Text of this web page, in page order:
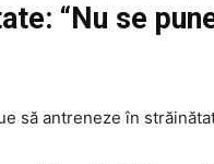
“Nu se
să antreneze în